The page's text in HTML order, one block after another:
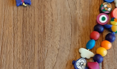
voor bedrijven